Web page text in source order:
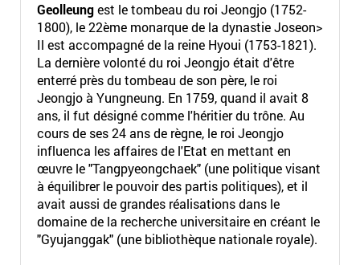
Geolleungest le tombeau du roi Jeongjo (1752-
1800), le 22ème monarque de la dynastie Joseon>
Il est accompagné de la reine Hyoui (1753-1821).
La dernière volonté du roi Jeongjo était d'être
enterré près du tombeau de son père, le roi
Jeongjo à Yungneung. En 1759, quand il avait 8
ans, il fut désigné comme l'héritier du trône. Au
cours de ses 24 ans de règne, le roi Jeongjo
influenca les affaires de l'Etat en mettant en
œuvre le "Tangpyeongchaek" (une politique visant
à équilibrer le pouvoir des partis politiques), et il
avait aussi de grandes réalisations dans le
domaine de la recherche universitaire en créant le
"Gyujanggak" (une bibliothèque nationale royale).